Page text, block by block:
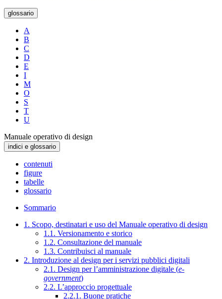
glossario
A
B
C
D
E
I
M
O
S
T
U
Manuale operativo di design
indici e glossario
contenuti
figure
tabelle
glossario
Sommario
1. Scopo, destinatari e uso del Manuale operativo di design
1.1. Versionamento e storico
1.2. Consultazione del manuale
1.3. Contribuisci al manuale
2. Introduzione al design per i servizi pubblici digitali
2.1. Design per l’amministrazione digitale (e-
government)
2.2. L’approccio progettuale
2.2.1. Buone pratiche